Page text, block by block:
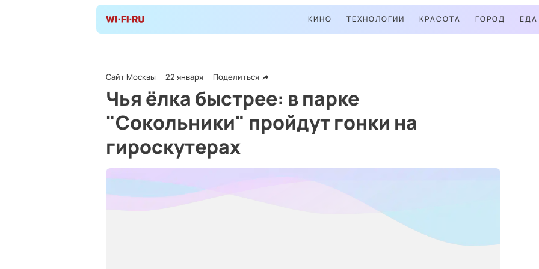
КИНО ТЕХНОЛОГИИ КРАСОТА ГОРОД ЕДА
Сайт Москвы 22 января Поделиться
Чья ёлка быстрее: в парке
"Сокольники" пройдут гонки на
гироскутерах